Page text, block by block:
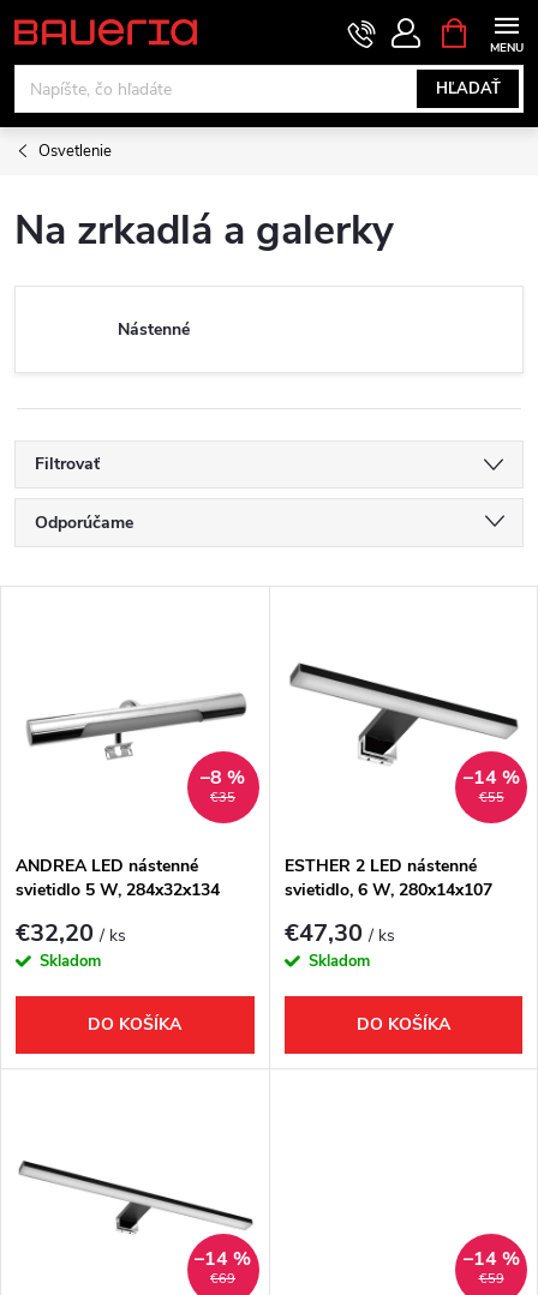
Prejsť
na
obsah
HĽADAŤ
KOŠÍK
Osvetlenie
Na zrkadlá a galerky
Nástenné
Filtrovať
R
a
e
n
e
p
r
o
u
Odporúčame
Abecedne
p
s
p
r
u
€35
–8 %
ANDREA LED nástenné
svietidlo 5 W, 284x32x134
€32,20/ ks
Skladom
DO KOŠÍKA
€55
–14 %
ESTHER 2 LED nástenné
svietidlo, 6 W, 280x14x107
€47,30/ ks
Skladom
DO KOŠÍKA
€69
–14 %
€59
–14 %